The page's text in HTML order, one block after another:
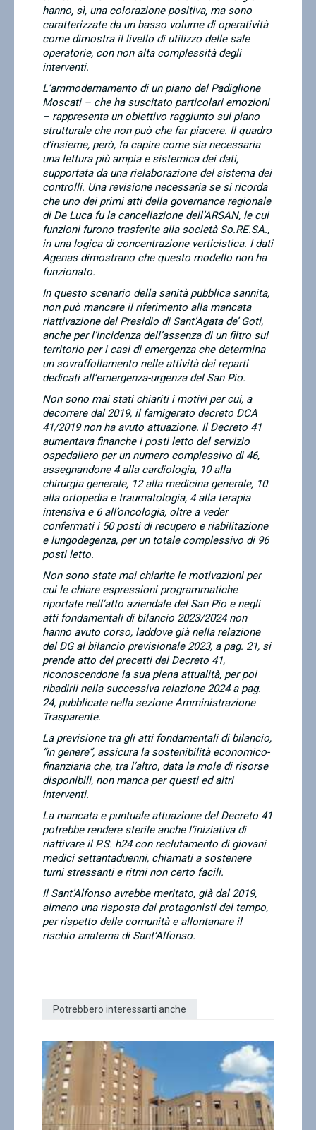
hanno, sì, una colorazione positiva, ma sono
caratterizzate da un basso volume di operatività
come dimostra il livello di utilizzo delle sale
operatorie, con non alta complessità degli
interventi.
L’ammodernamento di un piano del Padiglione
Moscati – che ha suscitato particolari emozioni
– rappresenta un obiettivo raggiunto sul piano
strutturale che non può che far piacere. Il quadro
d’insieme, però, fa capire come sia necessaria
una lettura più ampia e sistemica dei dati,
supportata da una rielaborazione del sistema dei
controlli. Una revisione necessaria se si ricorda
che uno dei primi atti della governance regionale
di De Luca fu la cancellazione dell’ARSAN, le cui
funzioni furono trasferite alla società So.RE.SA.,
in una logica di concentrazione verticistica. I dati
Agenas dimostrano che questo modello non ha
funzionato.
In questo scenario della sanità pubblica sannita,
non può mancare il riferimento alla mancata
riattivazione del Presidio di Sant’Agata de’ Goti,
anche per l’incidenza dell’assenza di un filtro sul
territorio per i casi di emergenza che determina
un sovraffollamento nelle attività dei reparti
dedicati all’emergenza-urgenza del San Pio.
Non sono mai stati chiariti i motivi per cui, a
decorrere dal 2019, il famigerato decreto DCA
41/2019 non ha avuto attuazione. Il Decreto 41
aumentava finanche i posti letto del servizio
ospedaliero per un numero complessivo di 46,
assegnandone 4 alla cardiologia, 10 alla
chirurgia generale, 12 alla medicina generale, 10
alla ortopedia e traumatologia, 4 alla terapia
intensiva e 6 all’oncologia, oltre a veder
confermati i 50 posti di recupero e riabilitazione
e lungodegenza, per un totale complessivo di 96
posti letto.
Non sono state mai chiarite le motivazioni per
cui le chiare espressioni programmatiche
riportate nell’atto aziendale del San Pio e negli
atti fondamentali di bilancio 2023/2024 non
hanno avuto corso, laddove già nella relazione
del DG al bilancio previsionale 2023, a pag. 21, si
prende atto dei precetti del Decreto 41,
riconoscendone la sua piena attualità, per poi
ribadirli nella successiva relazione 2024 a pag.
24, pubblicate nella sezione Amministrazione
Trasparente.
La previsione tra gli atti fondamentali di bilancio,
“in genere”, assicura la sostenibilità economico-
finanziaria che, tra l’altro, data la mole di risorse
disponibili, non manca per questi ed altri
interventi.
La mancata e puntuale attuazione del Decreto 41
potrebbe rendere sterile anche l’iniziativa di
riattivare il P.S. h24 con reclutamento di giovani
medici settantaduenni, chiamati a sostenere
turni stressanti e ritmi non certo facili.
Il Sant’Alfonso avrebbe meritato, già dal 2019,
almeno una risposta dai protagonisti del tempo,
per rispetto delle comunità e allontanare il
rischio anatema di Sant’Alfonso.
Potrebbero interessarti anche